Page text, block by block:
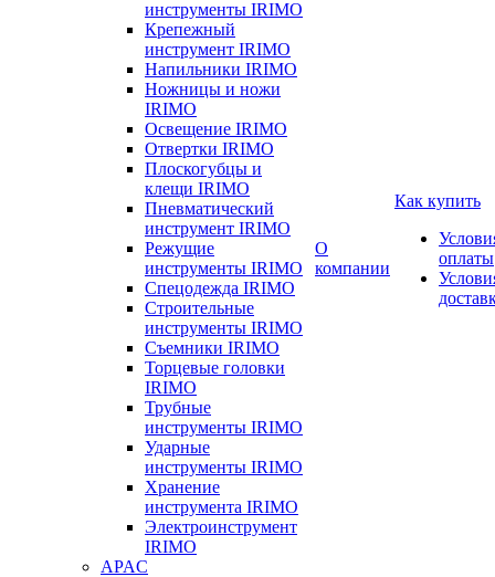
инструменты IRIMO
Крепежный
инструмент IRIMO
Напильники IRIMO
Ножницы и ножи
IRIMO
Освещение IRIMO
Отвертки IRIMO
Плоскогубцы и
клещи IRIMO
Пневматический
инструмент IRIMO
Режущие
инструменты IRIMO
Спецодежда IRIMO
Строительные
инструменты IRIMO
Съемники IRIMO
Торцевые головки
IRIMO
Трубные
инструменты IRIMO
Ударные
инструменты IRIMO
Хранение
инструмента IRIMO
Электроинструмент
IRIMO
APAC
О
компании
Как купить
оплаты